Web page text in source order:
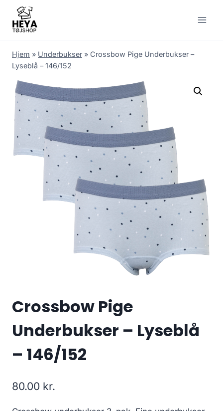
content
Hjem » Underbukser » Crossbow Pige Underbukser –
Lyseblå – 146/152
Crossbow Pige
Underbukser – Lyseblå
– 146/152
80.00 kr.